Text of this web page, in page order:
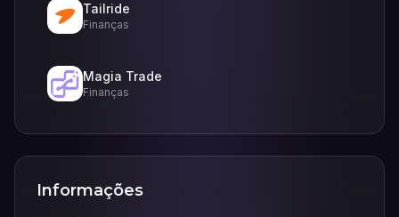
Tailride
Finanças
Magia Trade
Finanças
Informações